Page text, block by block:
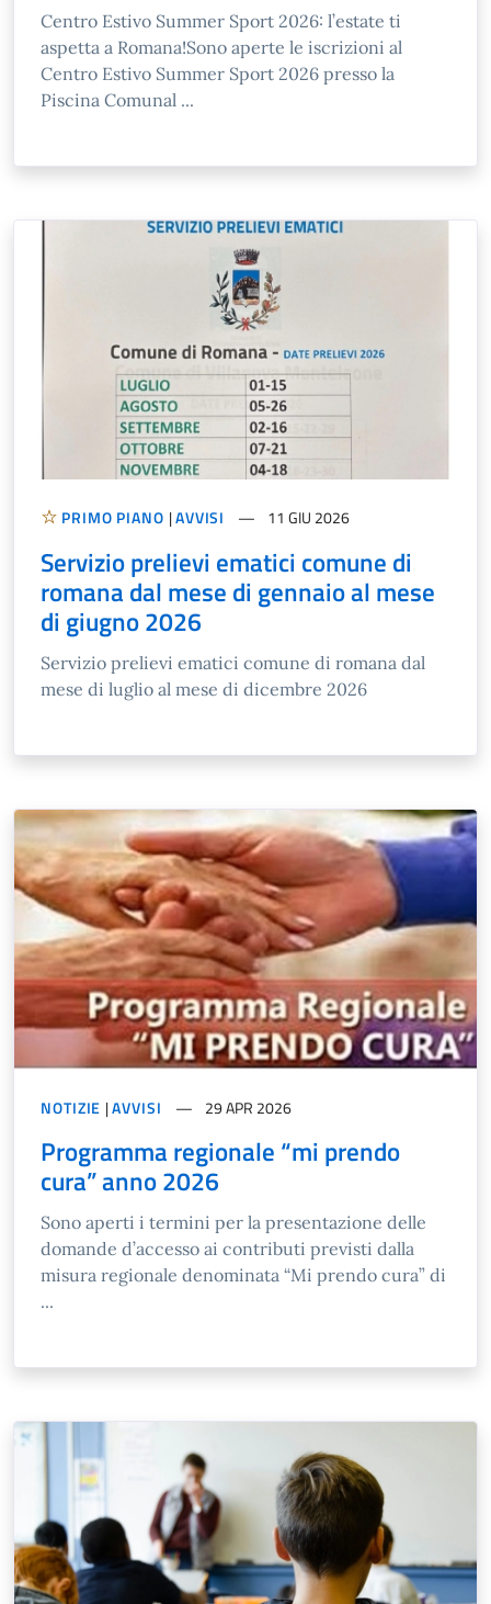
Centro Estivo Summer Sport 2026: l’estate ti
aspetta a Romana!Sono aperte le iscrizioni al
Centro Estivo Summer Sport 2026 presso la
Piscina Comunal ...
PRIMO PIANO |AVVISI 11 GIU 2026
Servizio prelievi ematici comune di
romana dal mese di gennaio al mese
di giugno 2026
Servizio prelievi ematici comune di romana dal
mese di luglio al mese di dicembre 2026
NOTIZIE |AVVISI 29 APR 2026
Programma regionale “mi prendo
cura” anno 2026
Sono aperti i termini per la presentazione delle
domande d’accesso ai contributi previsti dalla
misura regionale denominata “Mi prendo cura” di
...